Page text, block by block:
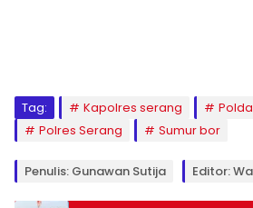
Tag: Kapolres serang
Polres Serang
Sumur bor
Penulis: Gunawan Sutija Editor: